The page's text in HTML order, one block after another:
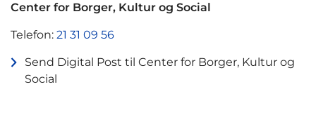
Center for Borger, Kultur og Social
Telefon: 21 31 09 56
Send Digital Post til Center for Borger, Kultur og
Social